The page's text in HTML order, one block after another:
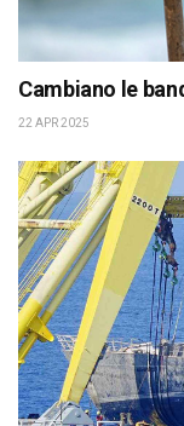
Cambiano le
22 APR 2025